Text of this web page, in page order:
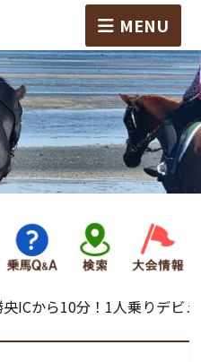
MENU
央ICから10分！1人乗りデ